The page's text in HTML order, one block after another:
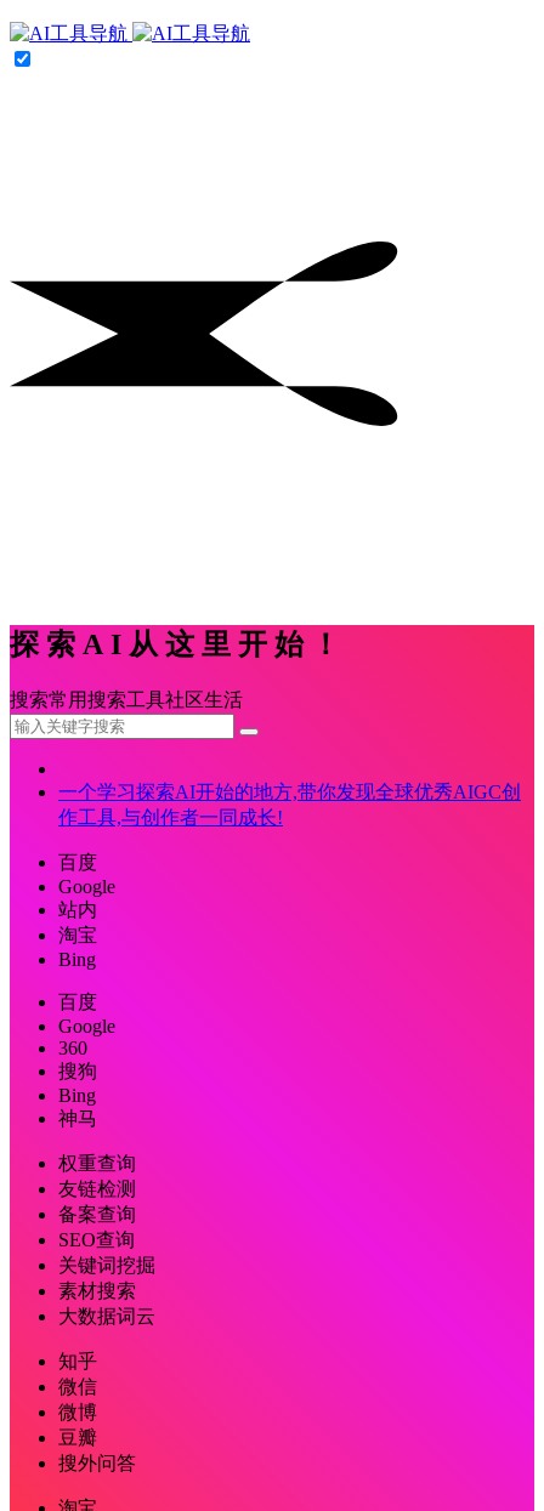
探索AI从这里开始！
搜索常用搜索工具社区生活
一个学习探索AI开始的地方,带你发现全球优秀AIGC创
作工具,与创作者一同成长!
百度
Google
站内
淘宝
Bing
百度
Google
360
搜狗
Bing
神马
权重查询
友链检测
备案查询
SEO查询
关键词挖掘
素材搜索
大数据词云
知乎
微信
微博
豆瓣
搜外问答